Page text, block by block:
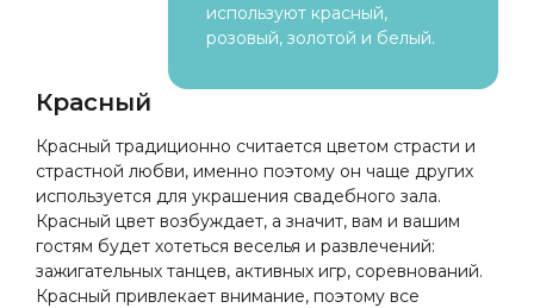
используют красный,
розовый, золотой и белый.
Красный
Красный традиционно считается цветом страсти и
страстной любви, именно поэтому он чаще других
используется для украшения свадебного зала.
Красный цвет возбуждает, а значит, вам и вашим
гостям будет хотеться веселья и развлечений:
зажигательных танцев, активных игр, соревнований.
Красный привлекает внимание, поэтому все